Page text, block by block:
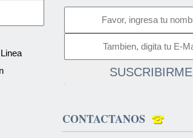
SUSCRIBIRME
CONTACTANOS